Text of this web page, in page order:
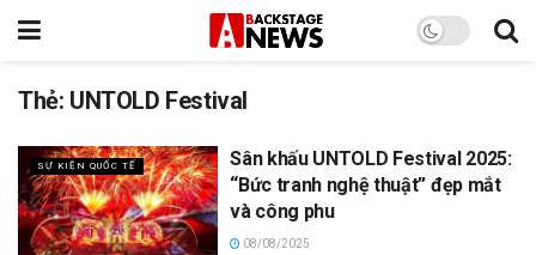
Thẻ: UNTOLD Festival
SỰ KIỆN QUỐC TẾ
Sân khấu UNTOLD Festival 2025:
“Bức tranh nghệ thuật” đẹp mắt
và công phu
08/08/2025